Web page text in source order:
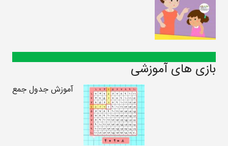
بازی های آموزشی
آموزش جدول جمع